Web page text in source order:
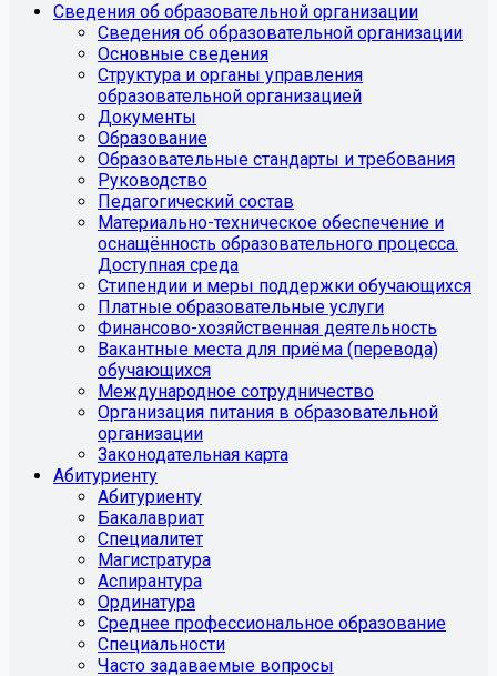
Сведения об образовательной организации
Сведения об образовательной организации
Основные сведения
Структура и органы управления
образовательной организацией
Документы
Образование
Образовательные стандарты и требования
Руководство
Педагогический состав
Материально-техническое обеспечение и
оснащённость образовательного процесса.
Доступная среда
Стипендии и меры поддержки обучающихся
Платные образовательные услуги
Финансово-хозяйственная деятельность
Вакантные места для приёма (перевода)
обучающихся
Международное сотрудничество
Организация питания в образовательной
организации
Законодательная карта
Абитуриенту
Абитуриенту
Бакалавриат
Специалитет
Магистратура
Аспирантура
Ординатура
Среднее профессиональное образование
Специальности
Часто задаваемые вопросы